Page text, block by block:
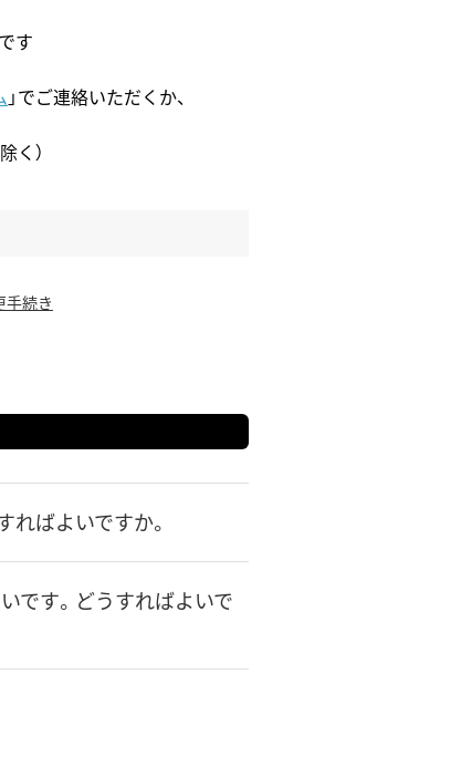
す
」でご連絡いただくか、
く）
手続き
ばよいですか。
です。どうすればよいで